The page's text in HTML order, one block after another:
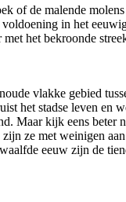
of de malende
in het
het bekroonde
vlakke gebied
het stadse leven en
Maar kijk eens beter
ze met weinigen
eeuw zijn de